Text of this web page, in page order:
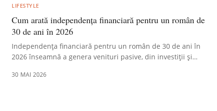
LIFESTYLE
Cum arată independența financiară pentru un român de
30 de ani în 2026
Independența financiară pentru un român de 30 de ani în
2026 înseamnă a genera venituri pasive, din investiții și
oferind libertatea de a alege dacă și cum să muncească.
30 MAI 2026